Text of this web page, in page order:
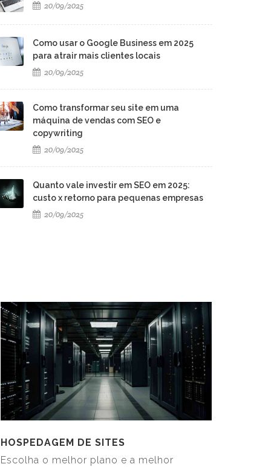
20/09/2025
Como usar o Google Business em 2025
para atrair mais clientes locais
20/09/2025
Como transformar seu site em uma
máquina de vendas com SEO e
copywriting
20/09/2025
Quanto vale investir em SEO em 2025:
custo x retorno para pequenas empresas
20/09/2025
HOSPEDAGEM DE SITES
Escolha o melhor plano e a melhor